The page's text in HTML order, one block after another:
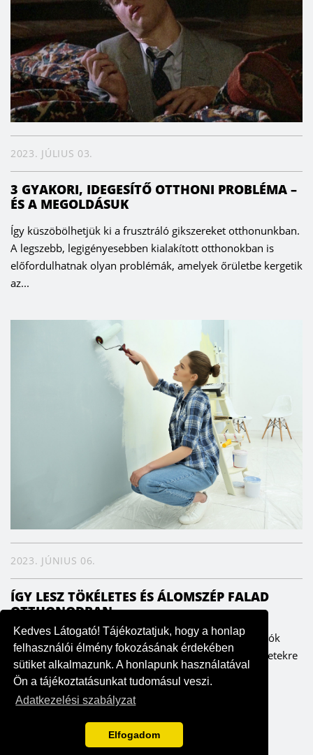
Kedves Látogató! Tájékoztatjuk, hogy a honlap
felhasználói élmény fokozásának érdekében
sütiket alkalmazunk. A honlapunk használatával
Ön a tájékoztatásunkat tudomásul veszi.
Adatkezelési szabályzat
Elfogadom
2023. JÚLIUS 03.
3 GYAKORI, IDEGESÍTŐ OTTHONI PROBLÉMA –
ÉS A MEGOLDÁSUK
Így küszöbölhetjük ki a frusztráló gikszereket otthonunkban.
A legszebb, legigényesebben kialakított otthonokban is
előfordulhatnak olyan problémák, amelyek őrületbe kergetik
az...
2023. JÚNIUS 06.
ÍGY LESZ TÖKÉLETES ÉS ÁLOMSZÉP FALAD
OTTHONODBAN
A falak meghatározzák az enteriőrt, ezáltal pedig a lakók
hangulatát is. Fontos ezért, hogy odafigyeljünk a részletekre
– szerencsére költség- és időhatékonyan is ki lehet...